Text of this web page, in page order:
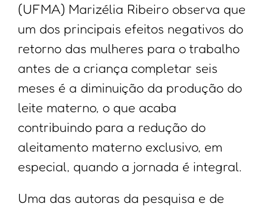
(UFMA) Marizélia Ribeiro observa que
um dos principais efeitos negativos do
retorno das mulheres para o trabalho
antes de a criança completar seis
meses é a diminuição da produção do
leite materno, o que acaba
contribuindo para a redução do
aleitamento materno exclusivo, em
especial, quando a jornada é integral.
Uma das autoras da pesquisa e de